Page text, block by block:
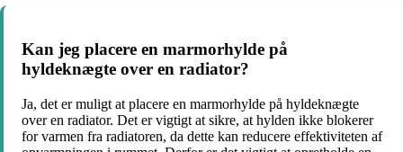
Kan jeg placere en marmorhylde på
hyldeknægte over en radiator?
Ja, det er muligt at placere en marmorhylde på hyldeknægte
over en radiator. Det er vigtigt at sikre, at hylden ikke blokerer
for varmen fra radiatoren, da dette kan reducere effektiviteten af